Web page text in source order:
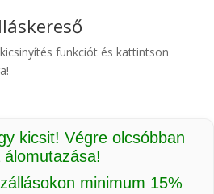
funkciót és kattintson
kicsit! Végre olcsóbban
álomutazása!
minimum 15%